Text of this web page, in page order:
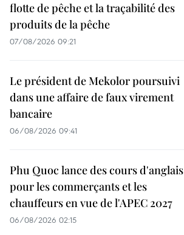
flotte de pêche et la traçabilité des
produits de la pêche
07/08/2026 09:21
Le président de Mekolor poursuivi
dans une affaire de faux virement
bancaire
06/08/2026 09:41
Phu Quoc lance des cours d'anglais
pour les commerçants et les
chauffeurs en vue de l'APEC 2027
06/08/2026 02:15